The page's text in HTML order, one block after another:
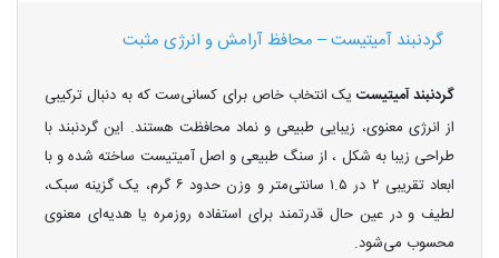
گردنبند آمیتیست – محافظ آرامش و انرژی مثبت
گردنبند آمیتیست یک انتخاب خاص برای کسانی‌ست که به دنبال ترکیبی
از انرژی معنوی، زیبایی طبیعی و نماد محافظت هستند. این گردنبند با
طراحی زیبا به شکل ، از سنگ طبیعی و اصل آمیتیست ساخته شده و با
ابعاد تقریبی ۲ در ۱.۵ سانتی‌متر و وزن حدود ۶ گرم، یک گزینه سبک،
لطیف و در عین حال قدرتمند برای استفاده روزمره یا هدیه‌ای معنوی
محسوب می‌شود.